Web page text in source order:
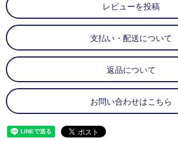
レビューを投稿
支払い・配送について
返品について
お問い合わせはこちら